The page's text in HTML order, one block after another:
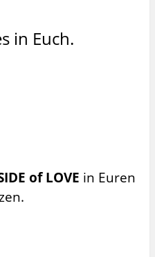
in Euch.
of LOVE in Euren